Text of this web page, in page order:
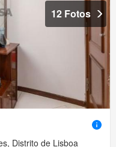
12 Fotos
Distrito de Lisboa